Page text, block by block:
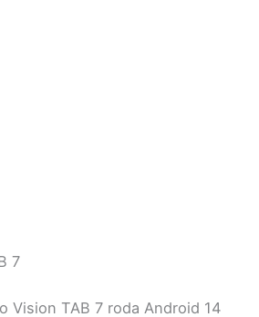
7
Vision TAB 7 roda Android 14